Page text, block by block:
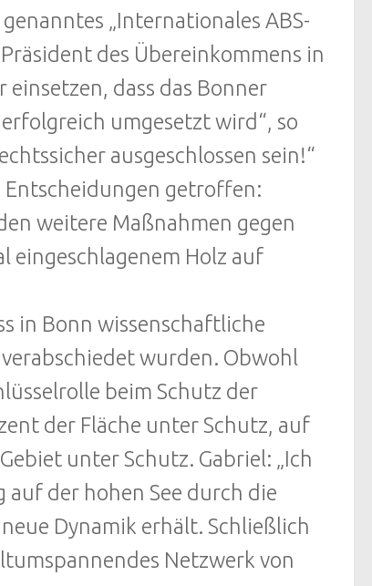
„Internationales ABS-
des Übereinkommens in
dass das Bonner
umgesetzt wird“, so
ausgeschlossen sein!“
getroffen:
weitere Maßnahmen gegen
eingeschlagenem Holz auf
in Bonn wissenschaftliche
wurden. Obwohl
beim Schutz der
der Fläche unter Schutz, auf
unter Schutz. Gabriel: „Ich
auf der hohen See durch die
Dynamik erhält. Schließlich
Netzwerk von